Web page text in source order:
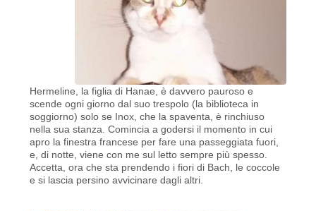
Hermeline, la figlia di Hanae, è davvero pauroso e
scende ogni giorno dal suo trespolo (la biblioteca in
soggiorno) solo se Inox, che la spaventa, è rinchiuso
nella sua stanza. Comincia a godersi il momento in cui
apro la finestra francese per fare una passeggiata fuori,
e, di notte, viene con me sul letto sempre più spesso.
Accetta, ora che sta prendendo i fiori di Bach, le coccole
e si lascia persino avvicinare dagli altri.